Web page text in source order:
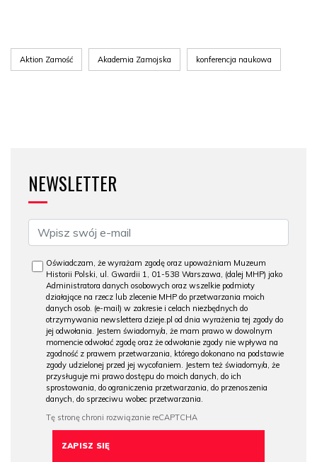
Aktion Zamość Akademia Zamojska konferencja naukowa
NEWSLETTER
Oświadczam, że wyrażam zgodę oraz upoważniam Muzeum
Historii Polski, ul. Gwardii 1, 01-538 Warszawa, (dalej MHP) jako
Administratora danych osobowych oraz wszelkie podmioty
działające na rzecz lub zlecenie MHP do przetwarzania moich
danych osob. (e-mail) w zakresie i celach niezbędnych do
otrzymywania newslettera dzieje.pl od dnia wyrażenia tej zgody do
jej odwołania. Jestem świadomy/a, że mam prawo w dowolnym
momencie odwołać zgodę oraz że odwołanie zgody nie wpływa na
zgodność z prawem przetwarzania, którego dokonano na podstawie
zgody udzielonej przed jej wycofaniem. Jestem też świadomy/a, że
przysługuje mi prawo dostępu do moich danych, do ich
sprostowania, do ograniczenia przetwarzania, do przenoszenia
danych, do sprzeciwu wobec przetwarzania.